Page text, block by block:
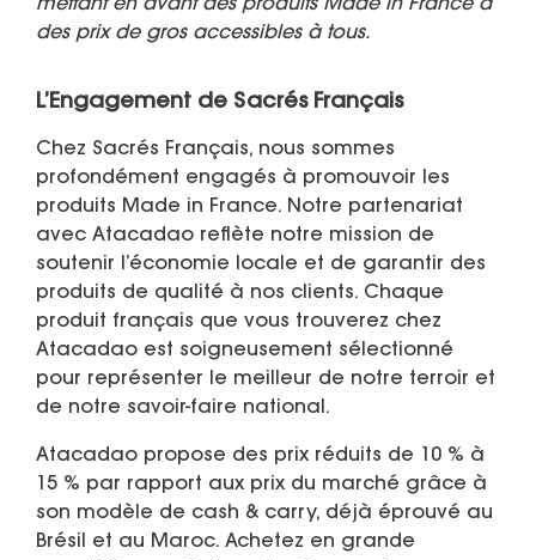
mettant en avant des produits Made in France à
des prix de gros accessibles à tous.
L’Engagement de Sacrés Français
Chez Sacrés Français, nous sommes
profondément engagés à promouvoir les
produits Made in France. Notre partenariat
avec Atacadao reflète notre mission de
soutenir l’économie locale et de garantir des
produits de qualité à nos clients. Chaque
produit français que vous trouverez chez
Atacadao est soigneusement sélectionné
pour représenter le meilleur de notre terroir et
de notre savoir-faire national.
Atacadao propose des prix réduits de 10 % à
15 % par rapport aux prix du marché grâce à
son modèle de cash & carry, déjà éprouvé au
Brésil et au Maroc. Achetez en grande